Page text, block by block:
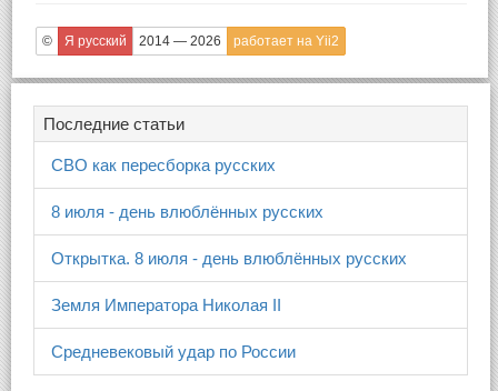
© Я русский 2014 — 2026 работает на Yii2
Последние статьи
СВО как пересборка русских
8 июля - день влюблённых русских
Открытка. 8 июля - день влюблённых русских
Земля Императора Николая II
Средневековый удар по России